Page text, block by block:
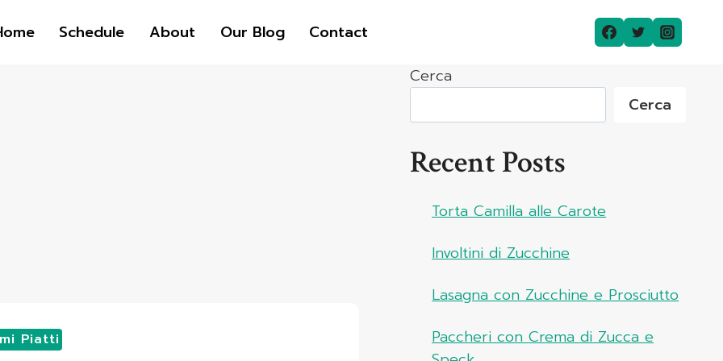
Schedule About Our Blog Contact
Piatti
Cerca
Cerca
Recent Posts
Torta Camilla alle Carote
Involtini di Zucchine
Lasagna con Zucchine e Prosciutto
Paccheri con Crema di Zucca e